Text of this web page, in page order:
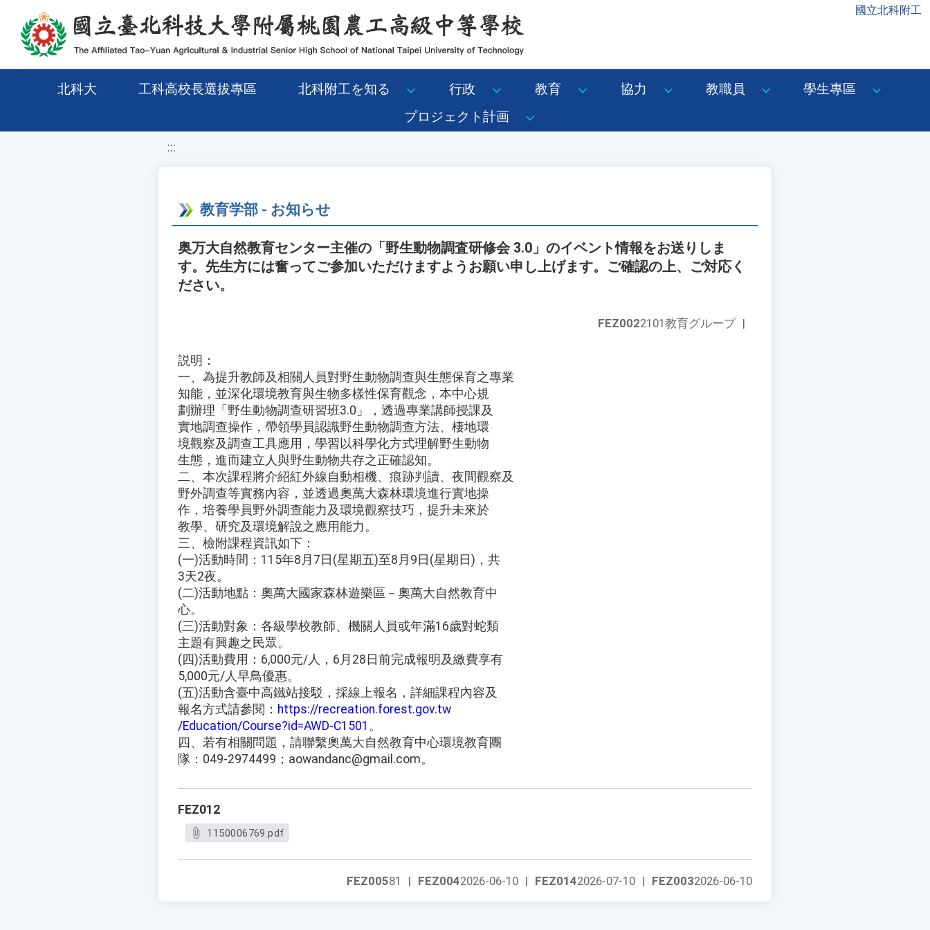
移至網頁之主要內容區位置 國立北科附工
北科大 工科高校長選拔專區 北科附工を知る 行政 教育 協力 教職員
學生專區
プロジェクト計画
:::
教育学部 - お知らせ
奥万大自然教育センター主催の「野生動物調査研修会 3.0」のイベント情報をお送りしま
す。先生方には奮ってご参加いただけますようお願い申し上げます。ご確認の上、ご対応く
ださい。
FEZ0022101教育グループ |
説明：
一、為提升教師及相關人員對野生動物調查與生態保育之專業
知能，並深化環境教育與生物多樣性保育觀念，本中心規
劃辦理「野生動物調查研習班3.0」，透過專業講師授課及
實地調查操作，帶領學員認識野生動物調查方法、棲地環
境觀察及調查工具應用，學習以科學化方式理解野生動物
生態，進而建立人與野生動物共存之正確認知。
二、本次課程將介紹紅外線自動相機、痕跡判讀、夜間觀察及
野外調查等實務內容，並透過奧萬大森林環境進行實地操
作，培養學員野外調查能力及環境觀察技巧，提升未來於
教學、研究及環境解說之應用能力。
三、檢附課程資訊如下：
(一)活動時間：115年8月7日(星期五)至8月9日(星期日)，共
3天2夜。
(二)活動地點：奧萬大國家森林遊樂區－奧萬大自然教育中
心。
(三)活動對象：各級學校教師、機關人員或年滿16歲對蛇類
主題有興趣之民眾。
(四)活動費用：6,000元/人，6月28日前完成報明及繳費享有
5,000元/人早鳥優惠。
(五)活動含臺中高鐵站接駁，採線上報名，詳細課程內容及
報名方式請參閱： https://recreation.forest.gov.tw
/Education/Course?id=AWD-C1501 。
四、若有相關問題，請聯繫奧萬大自然教育中心環境教育團
隊：049-2974499；aowandanc@gmail.com。
FEZ012
1150006769.pdf
FEZ0032026-06-10
FEZ0142026-07-10 |
FEZ0042026-06-10 |
FEZ00581 |